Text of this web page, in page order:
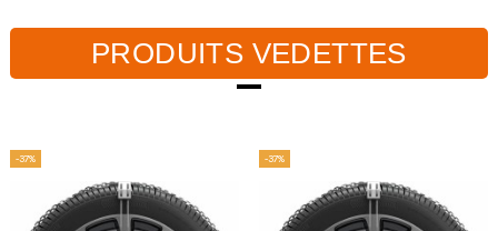
PRODUITS VEDETTES
-37% -37%